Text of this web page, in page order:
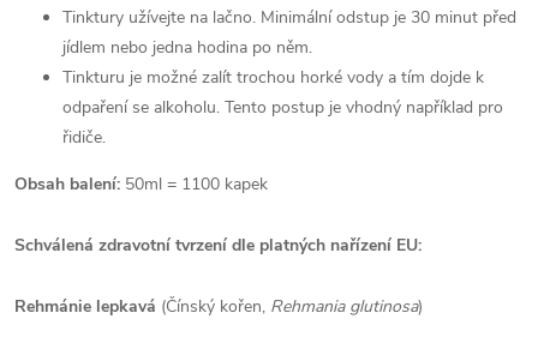
Tinktury užívejte na lačno. Minimální odstup je 30 minut před
jídlem nebo jedna hodina po něm.
Tinkturu je možné zalít trochou horké vody a tím dojde k
odpaření se alkoholu. Tento postup je vhodný například pro
řidiče.
Obsah balení: 50ml = 1100 kapek
Schválená zdravotní tvrzení dle platných nařízení EU:
Rehmánie lepkavá (Čínský kořen, Rehmania glutinosa)